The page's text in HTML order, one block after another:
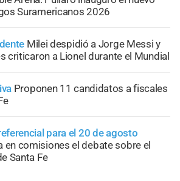
Suramericanos 2026
Milei despidió a Jorge Messi y
criticaron a Lionel durante el Mundial
Proponen 11 candidatos a fiscales
para el 20 de agosto
en comisiones el debate sobre el
Santa Fe